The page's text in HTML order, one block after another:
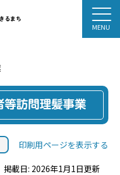
るまち
等訪問理髪事業
印刷用ページを表示する
掲載日: 2026年1月1日更新